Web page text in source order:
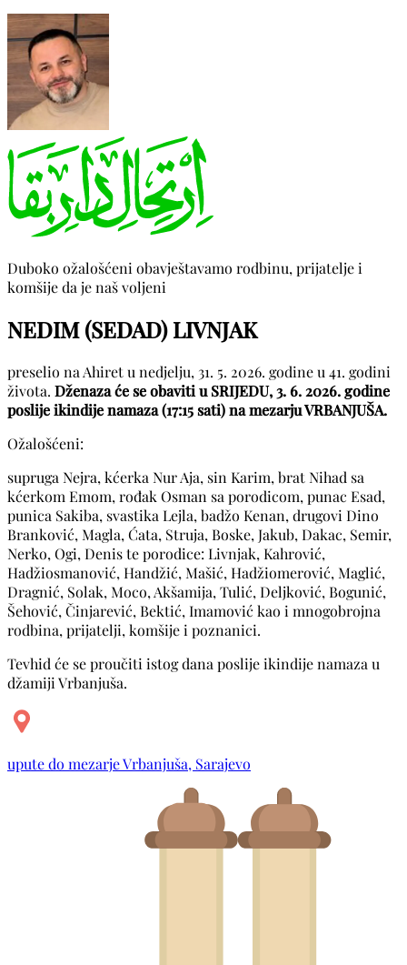
Duboko ožalošćeni obavještavamo rodbinu, prijatelje i
komšije da je naš voljeni
NEDIM (SEDAD) LIVNJAK
preselio na Ahiret u nedjelju, 31. 5. 2026. godine u 41. godini
života. Dženaza će se obaviti u SRIJEDU, 3. 6. 2026. godine
poslije ikindije namaza (17:15 sati) na mezarju VRBANJUŠA.
Ožalošćeni:
supruga Nejra, kćerka Nur Aja, sin Karim, brat Nihad sa
kćerkom Emom, rođak Osman sa porodicom, punac Esad,
punica Sakiba, svastika Lejla, badžo Kenan, drugovi Dino
Branković, Magla, Ćata, Struja, Boske, Jakub, Dakac, Semir,
Nerko, Ogi, Denis te porodice: Livnjak, Kahrović,
Hadžiosmanović, Handžić, Mašić, Hadžiomerović, Maglić,
Dragnić, Solak, Moco, Akšamija, Tulić, Deljković, Bogunić,
Šehović, Činjarević, Bektić, Imamović kao i mnogobrojna
rodbina, prijatelji, komšije i poznanici.
Tevhid će se proučiti istog dana poslije ikindije namaza u
džamiji Vrbanjuša.
upute do mezarje Vrbanjuša, Sarajevo